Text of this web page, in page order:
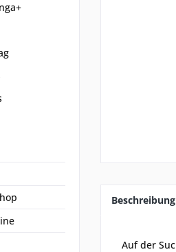
Beschreibung
Auf der